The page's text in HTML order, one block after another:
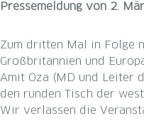
Pressemeldung von 2.
Zum dritten Mal in Folge
Großbritannien und
Amit Oza (MD und Leiter
den runden Tisch der
Wir verlassen die